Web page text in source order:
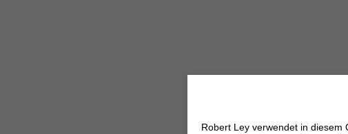
Robert Ley verwendet in diesem